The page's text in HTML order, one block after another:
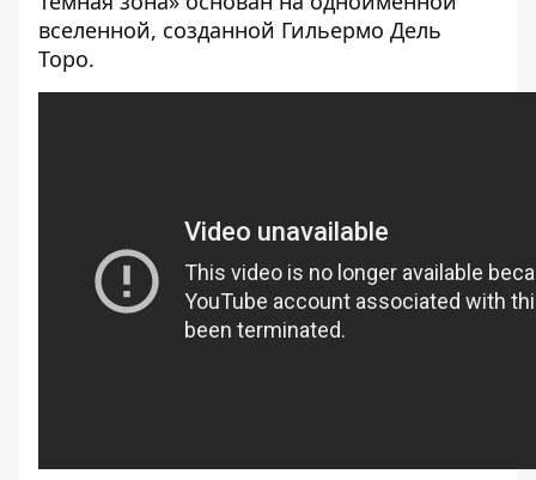
вселенной, созданной Гильермо Дель
Торо.